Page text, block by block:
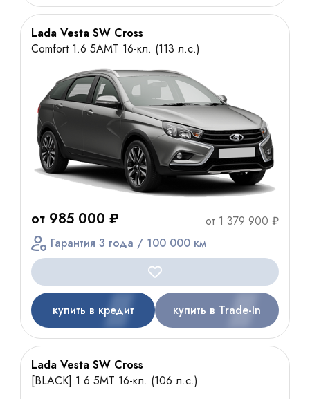
Lada Vesta SW Cross
Comfort 1.6 5AMT 16-кл. (113 л.с.)
от 985 000 ₽
от 1 379 900 ₽
Гарантия 3 года / 100 000 км
купить в кредит купить в Trade-In
Lada Vesta SW Cross
[BLACK] 1.6 5MT 16-кл. (106 л.с.)